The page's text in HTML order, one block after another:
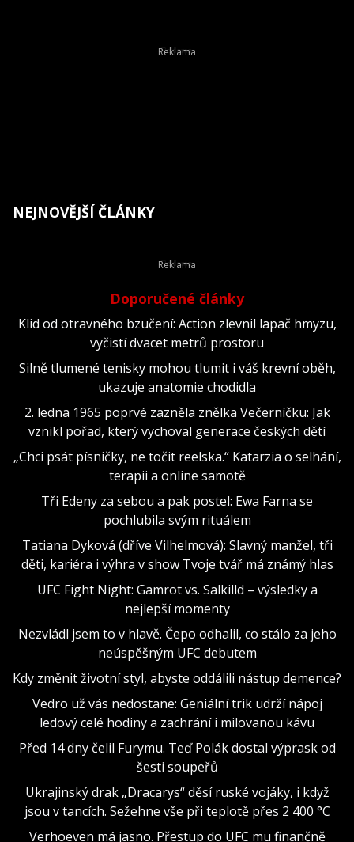
NEJNOVĚJŠÍ ČLÁNKY
Doporučené články
Klid od otravného bzučení: Action zlevnil lapač hmyzu,
vyčistí dvacet metrů prostoru
Silně tlumené tenisky mohou tlumit i váš krevní oběh,
ukazuje anatomie chodidla
2. ledna 1965 poprvé zazněla znělka Večerníčku: Jak
vznikl pořad, který vychoval generace českých dětí
„Chci psát písničky, ne točit reelska.“ Katarzia o selhání,
terapii a online samotě
Tři Edeny za sebou a pak postel: Ewa Farna se
pochlubila svým rituálem
Tatiana Dyková (dříve Vilhelmová): Slavný manžel, tři
děti, kariéra i výhra v show Tvoje tvář má známý hlas
UFC Fight Night: Gamrot vs. Salkilld – výsledky a
nejlepší momenty
Nezvládl jsem to v hlavě. Čepo odhalil, co stálo za jeho
neúspěšným UFC debutem
Kdy změnit životní styl, abyste oddálili nástup demence?
Vedro už vás nedostane: Geniální trik udrží nápoj
ledový celé hodiny a zachrání i milovanou kávu
Před 14 dny čelil Furymu. Teď Polák dostal výprask od
šesti soupeřů
Ukrajinský drak „Dracarys“ děsí ruské vojáky, i když
jsou v tancích. Sežehne vše při teplotě přes 2 400 °C
Verhoeven má jasno. Přestup do UFC mu finančně